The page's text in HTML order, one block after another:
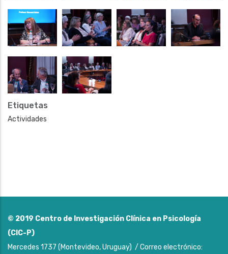
Etiquetas
Actividades
© 2019 Centro de Investigación Clínica en Psicología
(CIC-P)
Mercedes 1737 (Montevideo, Uruguay) / Correo electrónico: